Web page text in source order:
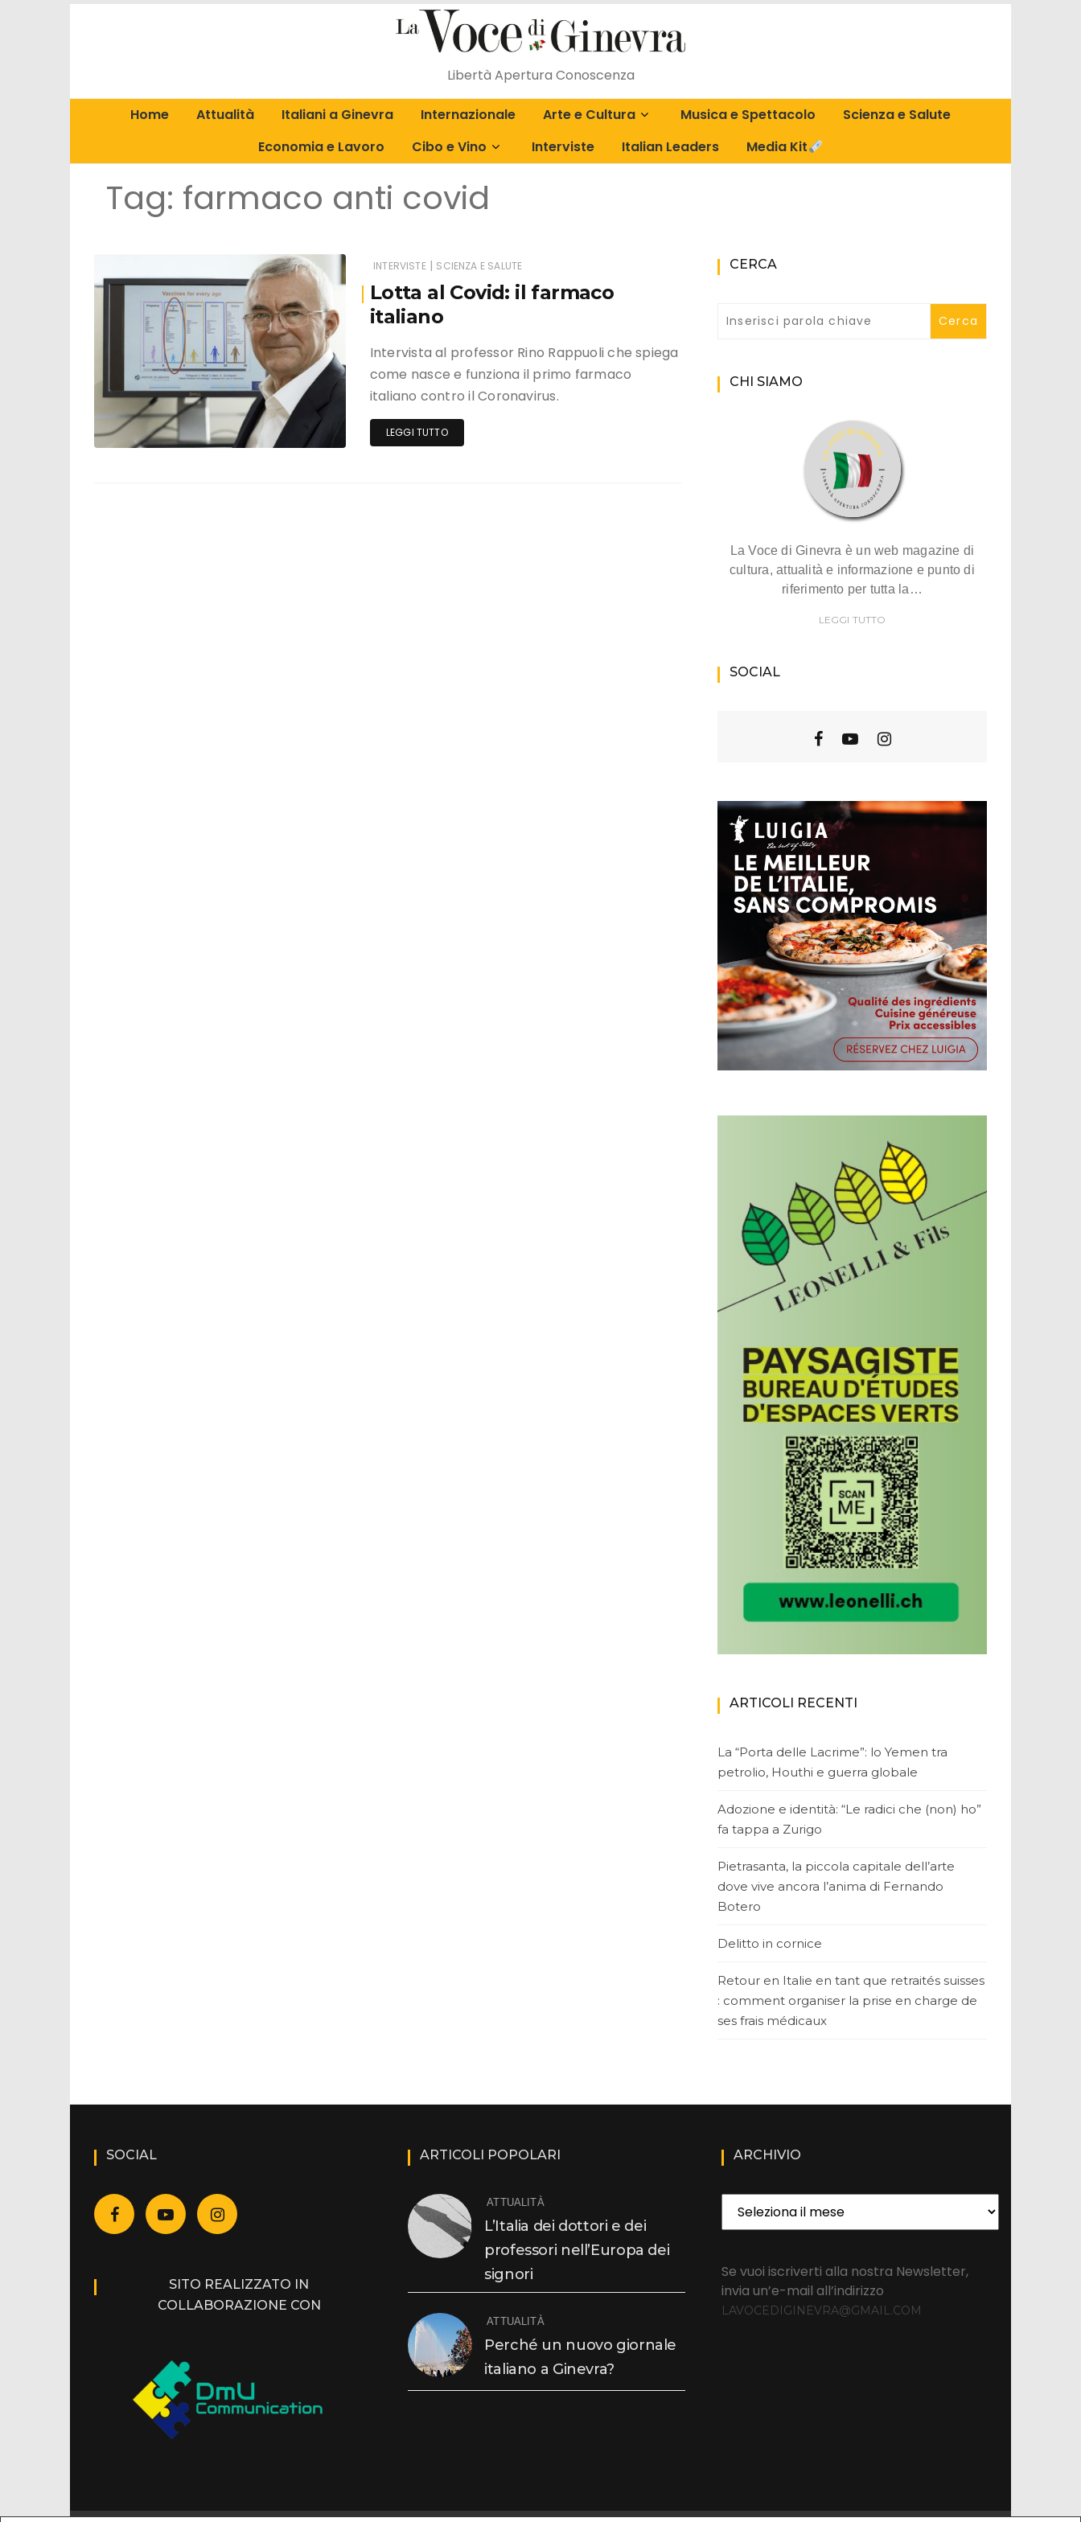
Libertà Apertura Conoscenza
Home Attualità Italiani a Ginevra Internazionale
Arte e Cultura
La Fabrique de Dante
Musica e Spettacolo
Scienza e Salute
Economia e Lavoro
Cibo e Vino
L’angolo dei lettori
Interviste Italian Leaders Media Kit
Tag: farmaco anti covid
INTERVISTE | SCIENZA E SALUTE
Lotta al Covid: il farmaco
italiano
Intervista al professor Rino Rappuoli che spiega
come nasce e funziona il primo farmaco
italiano contro il Coronavirus.
LEGGI TUTTO
CERCA
CHI SIAMO
La Voce di Ginevra è un web magazine di
cultura, attualità e informazione e punto di
riferimento per tutta la…
LEGGI TUTTO
SOCIAL
ARTICOLI RECENTI
La “Porta delle Lacrime”: lo Yemen tra
petrolio, Houthi e guerra globale
Adozione e identità: “Le radici che (non) ho”
fa tappa a Zurigo
Pietrasanta, la piccola capitale dell’arte
dove vive ancora l’anima di Fernando
Botero
Delitto in cornice
Retour en Italie en tant que retraités suisses
: comment organiser la prise en charge de
ses frais médicaux
SOCIAL
SITO REALIZZATO IN
COLLABORAZIONE CON
ARTICOLI POPOLARI
ATTUALITÀ
L’Italia dei dottori e dei
professori nell’Europa dei
signori
ATTUALITÀ
Perché un nuovo giornale
italiano a Ginevra?
ARCHIVIO
Archivio
Se vuoi iscriverti alla nostra Newsletter,
invia un’e-mail all’indirizzo
LAVOCEDIGINEVRA@GMAIL.COM